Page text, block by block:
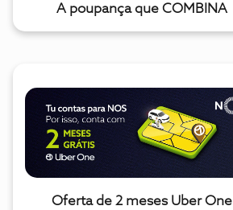
A poupança que COMBINA
Oferta de 2 meses Uber One